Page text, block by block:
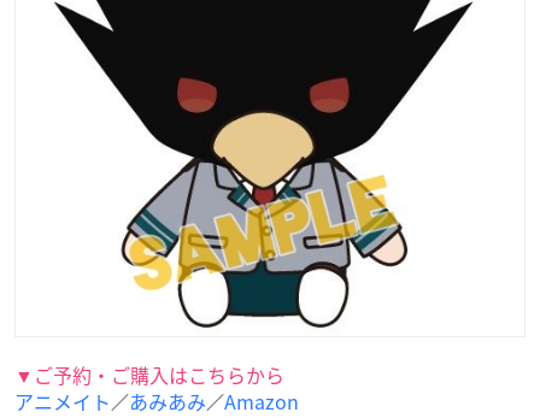
▼ご予約・ご購入はこちらから
アニメイト／あみあみ／Amazon